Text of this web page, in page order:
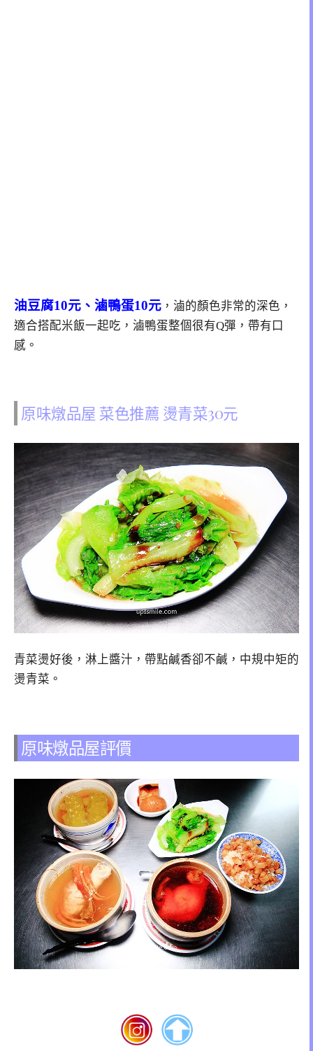
油豆腐10元、滷鴨蛋10元 ，滷的顏色非常的深色，
適合搭配米飯一起吃，滷鴨蛋整個很有Q彈，帶有口
感。
原味燉品屋 菜色推薦 燙青菜30元
青菜燙好後，淋上醬汁，帶點鹹香卻不鹹，中規中矩的
燙青菜。
原味燉品屋評價